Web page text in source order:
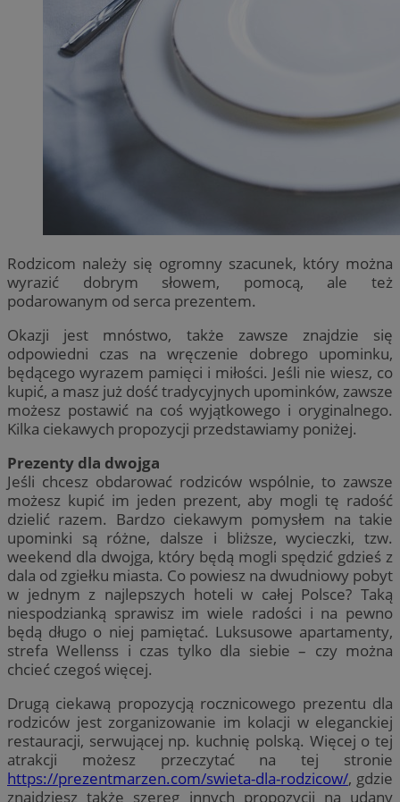
Rodzicom należy się ogromny szacunek, który można
wyrazić dobrym słowem, pomocą, ale też
podarowanym od serca prezentem.
Okazji jest mnóstwo, także zawsze znajdzie się
odpowiedni czas na wręczenie dobrego upominku,
będącego wyrazem pamięci i miłości. Jeśli nie wiesz, co
kupić, a masz już dość tradycyjnych upominków, zawsze
możesz postawić na coś wyjątkowego i oryginalnego.
Kilka ciekawych propozycji przedstawiamy poniżej.
Prezenty dla dwojga
Jeśli chcesz obdarować rodziców wspólnie, to zawsze
możesz kupić im jeden prezent, aby mogli tę radość
dzielić razem. Bardzo ciekawym pomysłem na takie
upominki są różne, dalsze i bliższe, wycieczki, tzw.
weekend dla dwojga, który będą mogli spędzić gdzieś z
dala od zgiełku miasta. Co powiesz na dwudniowy pobyt
w jednym z najlepszych hoteli w całej Polsce? Taką
niespodzianką sprawisz im wiele radości i na pewno
będą długo o niej pamiętać. Luksusowe apartamenty,
strefa Wellenss i czas tylko dla siebie – czy można
chcieć czegoś więcej.
Drugą ciekawą propozycją rocznicowego prezentu dla
rodziców jest zorganizowanie im kolacji w eleganckiej
restauracji, serwującej np. kuchnię polską. Więcej o tej
atrakcji możesz przeczytać na tej stronie
https://prezentmarzen.com/swieta-dla-rodzicow/, gdzie
znajdziesz także szereg innych propozycji na udany